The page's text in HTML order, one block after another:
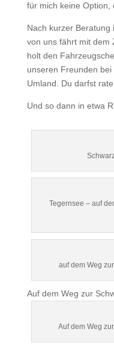
für mich keine Option,
Nach kurzer Beratung
von uns fährt mit dem
holt den
unseren Freunden
Umland. Du darfst
Und so dann in etwa
Tegernsee – auf
auf dem Weg
Auf dem Weg zur
Auf dem Weg